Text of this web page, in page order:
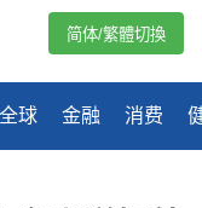
全球 金融 消费
简体/繁體切換